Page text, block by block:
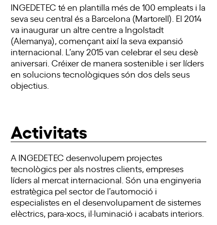
INGEDETEC té en plantilla més de 100 empleats i la
seva seu central és a Barcelona (Martorell). El 2014
va inaugurar un altre centre a Ingolstadt
(Alemanya), començant així la seva expansió
internacional. L’any 2015 van celebrar el seu desè
aniversari. Créixer de manera sostenible i ser líders
en solucions tecnològiques són dos dels seus
objectius.
Activitats
A INGEDETEC desenvolupem projectes
tecnològics per als nostres clients, empreses
líders al mercat internacional. Són una enginyeria
estratègica pel sector de l’automoció i
especialistes en el desenvolupament de sistemes
elèctrics, para-xocs, il·luminació i acabats interiors.